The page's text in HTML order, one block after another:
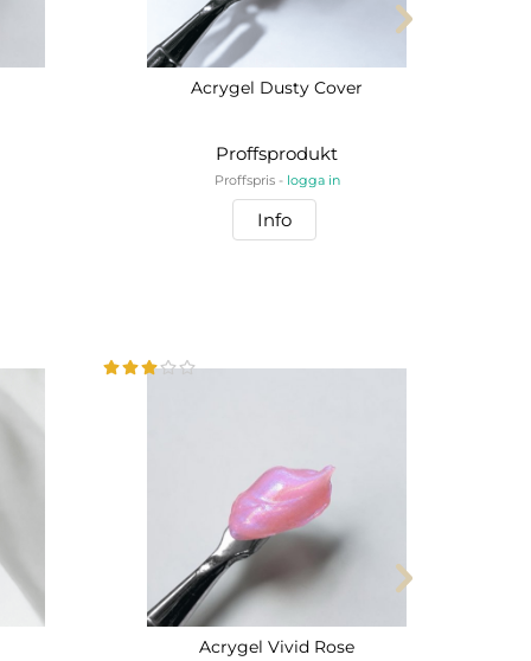
Acrygel Dusty Cover
Proffsprodukt
Proffspris - logga in
Info
Acrygel Vivid Rose